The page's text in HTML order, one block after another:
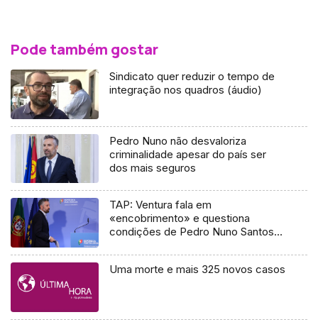
Pode também gostar
Sindicato quer reduzir o tempo de
integração nos quadros (áudio)
Pedro Nuno não desvaloriza
criminalidade apesar do país ser
dos mais seguros
TAP: Ventura fala em
«encobrimento» e questiona
condições de Pedro Nuno Santos
Uma morte e mais 325 novos casos